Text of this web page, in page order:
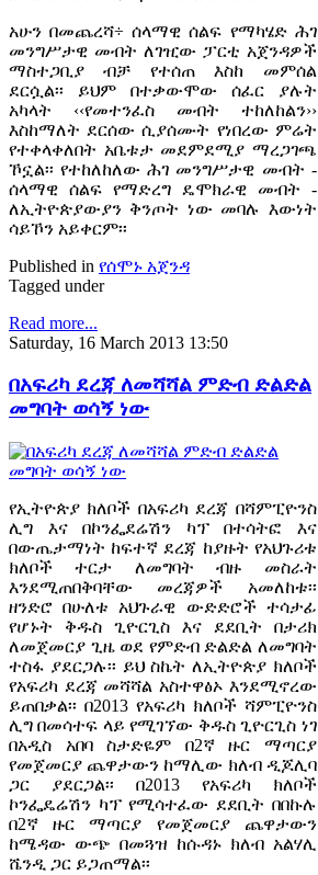
አሁን በመጨረሻ÷ ሰላማዊ ሰልፍ የማካሄድ ሕገ
መንግሥታዊ መብት ለገዢው ፓርቲ አጀንዳዎች
ማስተጋቢያ ብቻ የተሰጠ እስከ መምሰል
ደርሷል፡፡ ይህም በተቃውሞው ሰፈር ያሉት
አካላት ‹‹የመተንፈስ መብት ተከለከልን››
እስከማለት ደርሰው ሲያሰሙት የነበረው ምሬት
የተቀላቀለበት አቤቱታ መደምደሚያ ማረጋገጫ
ኾኗል፡፡ የተከለከለው ሕገ መንግሥታዊ መብት -
ሰላማዊ ሰልፍ የማድረግ ዴሞክራዊ መብት -
ለኢትዮጵያውያን ቅንጦት ነው መባሉ እውነት
ሳይኾን አይቀርም፡፡
Published in የሰሞኑ አጀንዳ
Tagged under
Read more...
Saturday, 16 March 2013 13:50
በአፍሪካ ደረጃ ለመሻሻል ምድብ ድልድል
መግባት ወሳኝ ነው
የኢትዮጵያ ክለቦች በአፍሪካ ደረጃ በሻምፒዮንስ
ሊግ እና በኮንፌደሬሽን ካፕ በተሳትፎ እና
በውጤታማነት ከፍተኛ ደረጃ ከያዙት የአህጉሪቱ
ክለቦች ተርታ ለመግባት ብዙ መስራት
እንደሚጠበቅባቸው መረጃዎች አመለከቱ፡፡
ዘንድሮ በሁለቱ አህጉራዊ ውድድሮች ተሳታፊ
የሆኑት ቅዱስ ጊዮርጊስ እና ደደቢት በታሪክ
ለመጀመርያ ጊዜ ወደ የምድብ ድልድል ለመግባት
ተስፋ ያደርጋሉ፡፡ ይህ ስኬት ለኢትዮጵያ ክለቦች
የአፍሪካ ደረጃ መሻሻል አስተዋፅኦ እንደሚኖረው
ይጠበቃል፡፡ በ2013 የአፍሪካ ክለቦች ሻምፒዮንስ
ሊግ በመሳተፍ ላይ የሚገኘው ቅዱስ ጊዮርጊስ ነገ
በአዲስ አበባ ስታድዬም በ2ኛ ዙር ማጣርያ
የመጀመርያ ጨዋታውን ከማሊው ክለብ ዲጆሊባ
ጋር ያደርጋል፡፡ በ2013 የአፍሪካ ክለቦች
ኮንፌዴሬሽን ካፕ የሚሳተፈው ደደቢት በበኩሉ
በ2ኛ ዙር ማጣርያ የመጀመርያ ጨዋታውን
ከሜዳው ውጭ በመጓዝ ከሱዳኑ ክለብ አልሃሊ
ሼንዲ ጋር ይጋጠማል፡፡